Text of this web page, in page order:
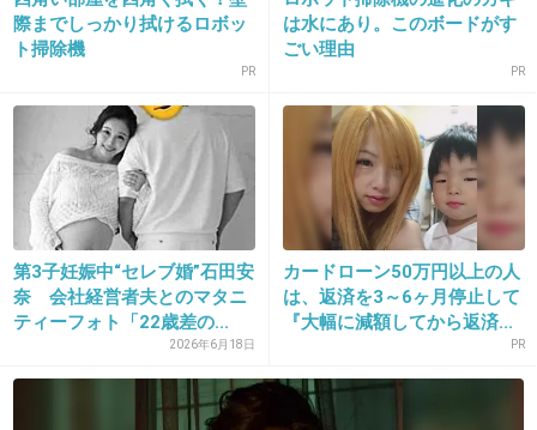
平和だな
+9
13. 匿名2018/08/11(土) 15:49:15
それで 理子さんは子育てしてるの？
際までしっかり拭けるロボッ
ト掃除機
PR
は水にあり。このボードがす
ごい理由
PR
第3子妊娠中“セレブ婚”石田安
奈 会社経営者夫とのマタニ
ティーフォト「22歳差の...
2026年6月18日
カードローン50万円以上の人
は、返済を3～6ヶ月停止して
『大幅に減額してから返済...
PR